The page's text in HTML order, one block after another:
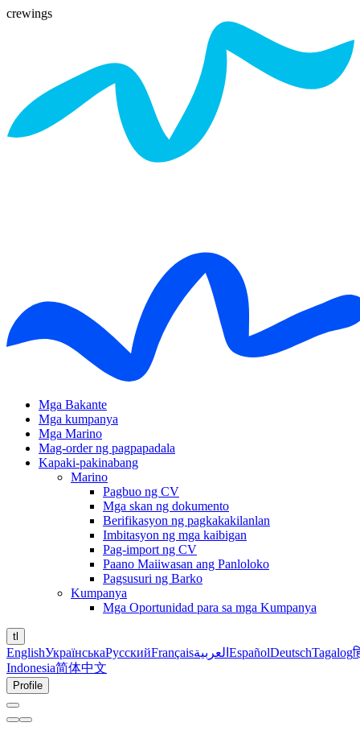
crewings
Mga Bakante
Mga kumpanya
Mga Marino
Mag-order ng pagpapadala
Kapaki-pakinabang
Marino
Pagbuo ng CV
Mga skan ng dokumento
Berifikasyon ng pagkakakilanlan
Imbitasyon ng mga kaibigan
Pag-import ng CV
Paano Maiiwasan ang Panloloko
Pagsusuri ng Barko
Kumpanya
Mga Oportunidad para sa mga Kumpanya
tl
EnglishУкраїнськаРусскийFrançaisالعربية EspañolDeutschTagalog
Indonesia简体中文
Profile